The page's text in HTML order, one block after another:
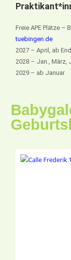
Freie APE Plätze –
tuebingen.de
2027 – April, ab
2028 – Jan., März,
2029 – ab Januar